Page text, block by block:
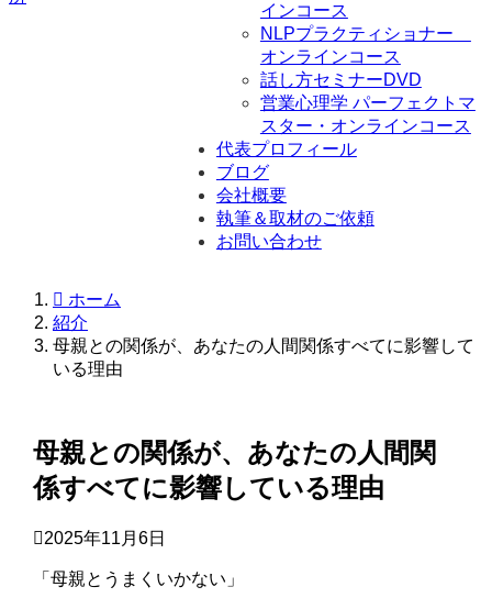
インコース
NLPプラクティショナー
オンラインコース
話し方セミナーDVD
営業心理学 パーフェクトマ
スター・オンラインコース
代表プロフィール
ブログ
会社概要
執筆＆取材のご依頼
お問い合わせ
ホーム
紹介
母親との関係が、あなたの人間関係すべてに影響して
いる理由
母親との関係が、あなたの人間関
係すべてに影響している理由
2025年11月6日
「母親とうまくいかない」